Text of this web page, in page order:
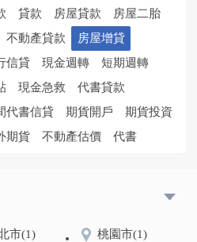
貸款 房屋貸款
房屋二胎
不動產貸款
房屋增貸
信貸 現金週轉
短期週轉
現金急救
代書貸款
代書信貸 期貨開戶
期貨投資
期貨 不動產估價 代書
市(1) 桃園市(1)